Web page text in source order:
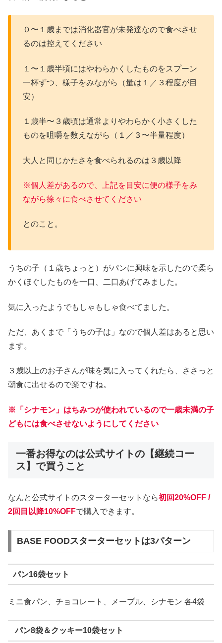
０〜１歳までは消化器官が未発達なので食べさせ
るのは控えてください
１〜１歳半頃にはやわらかくしたものをスプーン
一杯ずつ、様子をみながら（量は１／３程度が目
安）
１歳半〜３歳頃は通常よりやわらかく小さくした
ものを咀嚼を数えながら（１／３〜半量程度）
大人と同じかたさを食べられるのは３歳以降
※個人差があるので、上記を目安に便の様子をみ
ながら徐々に食べさせてください
とのこと。
うちの子（１歳ちょっと）がパンに興味を示したので柔ら
かくほぐしたものを一口、二口あげてみました。
気に入ったようでもしゃもしゃ食べてました。
ただ、あくまで「うちの子は」なので個人差はあると思い
ます。
３歳以上のお子さんが味を気に入ってくれたら、ささっと
朝食に出せるので楽ですね。
※「シナモン」はちみつが使われているので一歳未満の子
どもには食べさせないようにしてください
一番お得なのは公式サイトの【継続コー
ス】で買うこと
なんと公式サイトのスターターセットなら初回20%OFF /
2回目以降10%OFFで購入できます。
BASE FOODスターターセットは3パターン
パン16袋セット
ミニ食パン、チョコレート、メープル、シナモン 各4袋
パン8袋＆クッキー10袋セット